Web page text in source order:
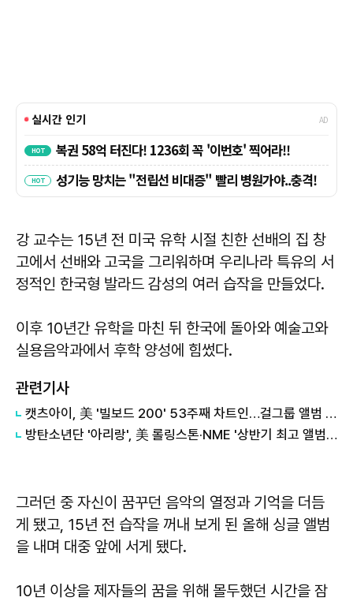
강 교수는 15년 전 미국 유학 시절 친한 선배의 집 창
고에서 선배와 고국을 그리워하며 우리나라 특유의 서
정적인 한국형 발라드 감성의 여러 습작을 만들었다.
이후 10년간 유학을 마친 뒤 한국에 돌아와 예술고와
실용음악과에서 후학 양성에 힘썼다.
관련기사
캣츠아이, 美 '빌보드 200' 53주째 차트인…걸그룹 앨범 21년 만의 기록
방탄소년단 '아리랑', 美 롤링스톤·NME '상반기 최고 앨범' 선정
그러던 중 자신이 꿈꾸던 음악의 열정과 기억을 더듬
게 됐고, 15년 전 습작을 꺼내 보게 된 올해 싱글 앨범
을 내며 대중 앞에 서게 됐다.
10년 이상을 제자들의 꿈을 위해 몰두했던 시간을 잠